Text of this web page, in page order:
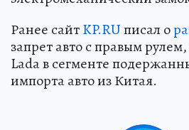
Ранее сайтKP.RUписал о
запрет авто с правым
Lada в сегменте
импорта авто из Китая.